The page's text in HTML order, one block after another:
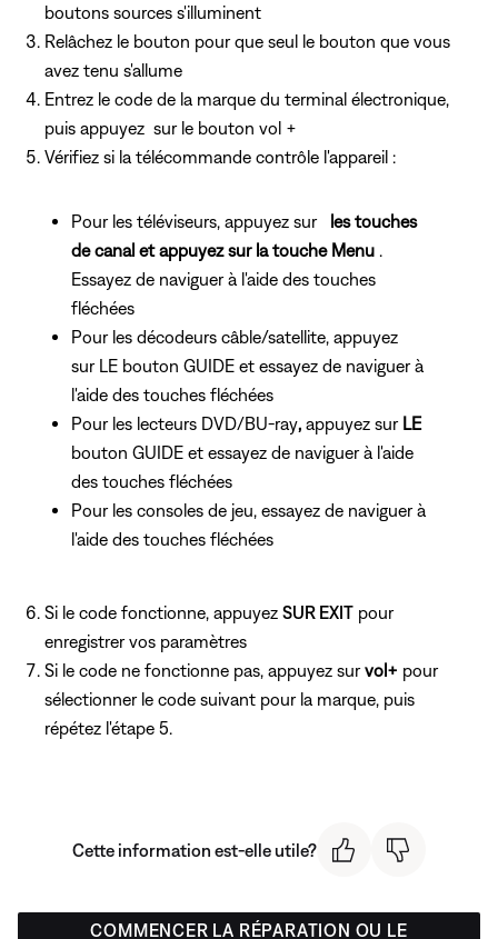
boutons sources s'illuminent
Relâchez le bouton pour que seul le bouton que vous
avez tenu s'allume
Entrez le code de la marque du terminal électronique,
puis appuyez sur le bouton vol +
Vérifiez si la télécommande contrôle l'appareil :
Pour les téléviseurs, appuyez sur
les touches
de canal et appuyez sur la touche Menu .
Essayez de naviguer à l'aide des touches
fléchées
Pour les décodeurs câble/satellite, appuyez
sur LE bouton GUIDE et essayez de naviguer à
l'aide des touches fléchées
Pour les lecteurs DVD/BU-ray, appuyez sur LE
bouton GUIDE et essayez de naviguer à l'aide
des touches fléchées
Pour les consoles de jeu, essayez de naviguer à
l'aide des touches fléchées
Si le code fonctionne, appuyez SUR EXIT pour
enregistrer vos paramètres
Si le code ne fonctionne pas, appuyez survol+ pour
sélectionner le code suivant pour la marque, puis
répétez l'étape 5.
Cette information est-elle utile?
COMMENCER LA RÉPARATION OU LE